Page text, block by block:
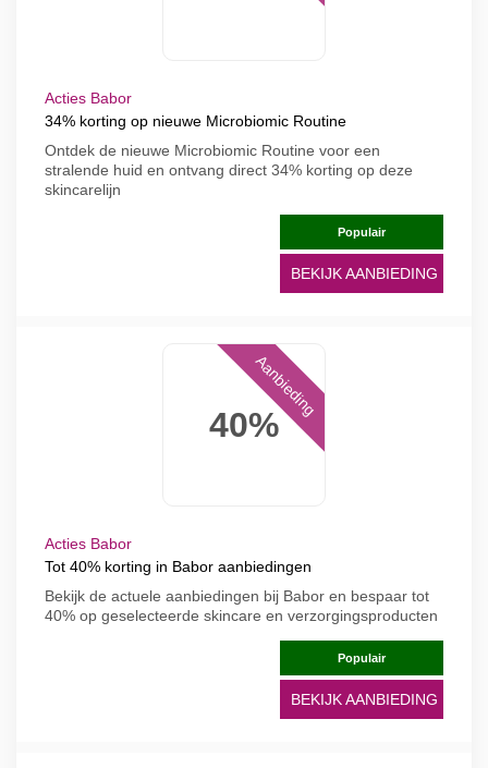
Acties Babor
34% korting op nieuwe Microbiomic Routine
Ontdek de nieuwe Microbiomic Routine voor een
stralende huid en ontvang direct 34% korting op deze
skincarelijn
Populair
BEKIJK AANBIEDING
40%
Aanbieding
Acties Babor
Tot 40% korting in Babor aanbiedingen
Bekijk de actuele aanbiedingen bij Babor en bespaar tot
40% op geselecteerde skincare en verzorgingsproducten
Populair
BEKIJK AANBIEDING